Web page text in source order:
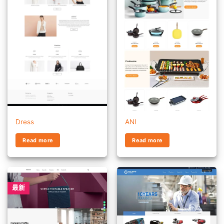
Dress
Read more
ANI
Read more
最新